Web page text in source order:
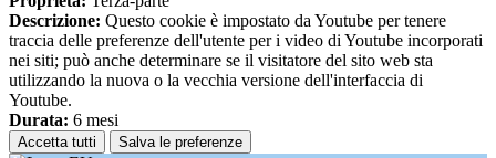
Descrizione: Questo cookie è impostato da Youtube per tenere
traccia delle preferenze dell'utente per i video di Youtube incorporati
nei siti; può anche determinare se il visitatore del sito web sta
utilizzando la nuova o la vecchia versione dell'interfaccia di
Youtube.
Durata: 6 mesi
Accetta tutti Salva le preferenze